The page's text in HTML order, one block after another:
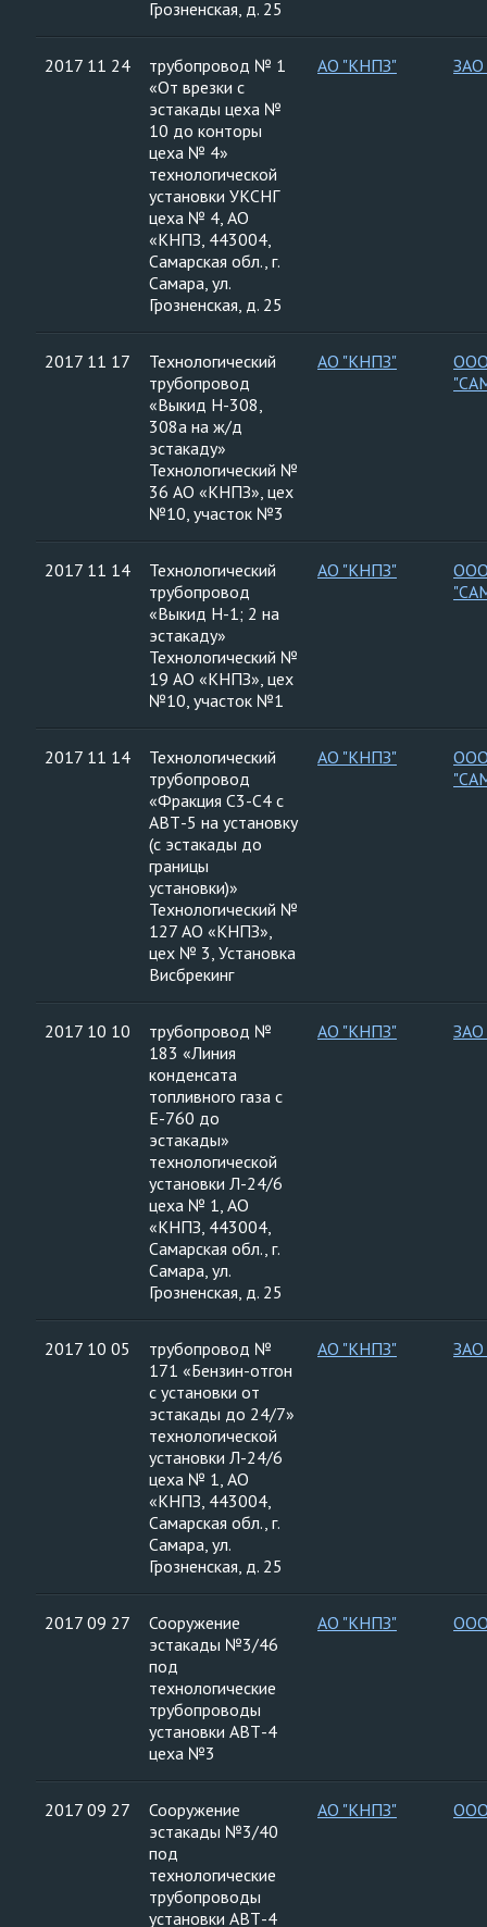
Грозненская, д. 25
2017 11 24
трубопровод № 1
«От врезки с
эстакады цеха №
10 до конторы
цеха № 4»
технологической
установки УКСНГ
цеха № 4, АО
«КНПЗ, 443004,
Самарская обл., г.
Самара, ул.
Грозненская, д. 25
АО "КНПЗ"
2017 11 17
Технологический
трубопровод
«Выкид Н-308,
308а на ж/д
эстакаду»
Технологический №
36 АО «КНПЗ», цех
№10, участок №3
АО "КНПЗ"
2017 11 14
Технологический
трубопровод
«Выкид Н-1; 2 на
эстакаду»
Технологический №
19 АО «КНПЗ», цех
№10, участок №1
АО "КНПЗ"
2017 11 14
Технологический
трубопровод
«Фракция С3-С4 с
АВТ-5 на установку
(с эстакады до
границы
установки)»
Технологический №
127 АО «КНПЗ»,
цех № 3, Установка
Висбрекинг
АО "КНПЗ"
2017 10 10
трубопровод №
183 «Линия
конденсата
топливного газа с
Е-760 до
эстакады»
технологической
установки Л-24/6
цеха № 1, АО
«КНПЗ, 443004,
Самарская обл., г.
Самара, ул.
Грозненская, д. 25
АО "КНПЗ"
2017 10 05
трубопровод №
171 «Бензин-отгон
с установки от
эстакады до 24/7»
технологической
установки Л-24/6
цеха № 1, АО
«КНПЗ, 443004,
Самарская обл., г.
Самара, ул.
Грозненская, д. 25
АО "КНПЗ"
2017 09 27
Сооружение
эстакады №3/46
под
технологические
трубопроводы
установки АВТ-4
цеха №3
АО "КНПЗ"
2017 09 27
Сооружение
эстакады №3/40
под
технологические
трубопроводы
установки АВТ-4
АО "КНПЗ"